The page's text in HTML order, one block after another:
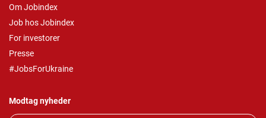
Om Jobindex
Job hos Jobindex
For investorer
Presse
#JobsForUkraine
Modtag nyheder